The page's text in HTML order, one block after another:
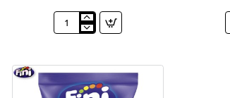
Lenguas